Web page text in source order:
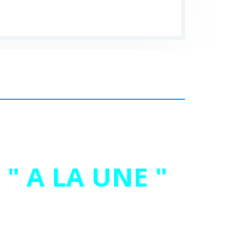
A LA UNE "